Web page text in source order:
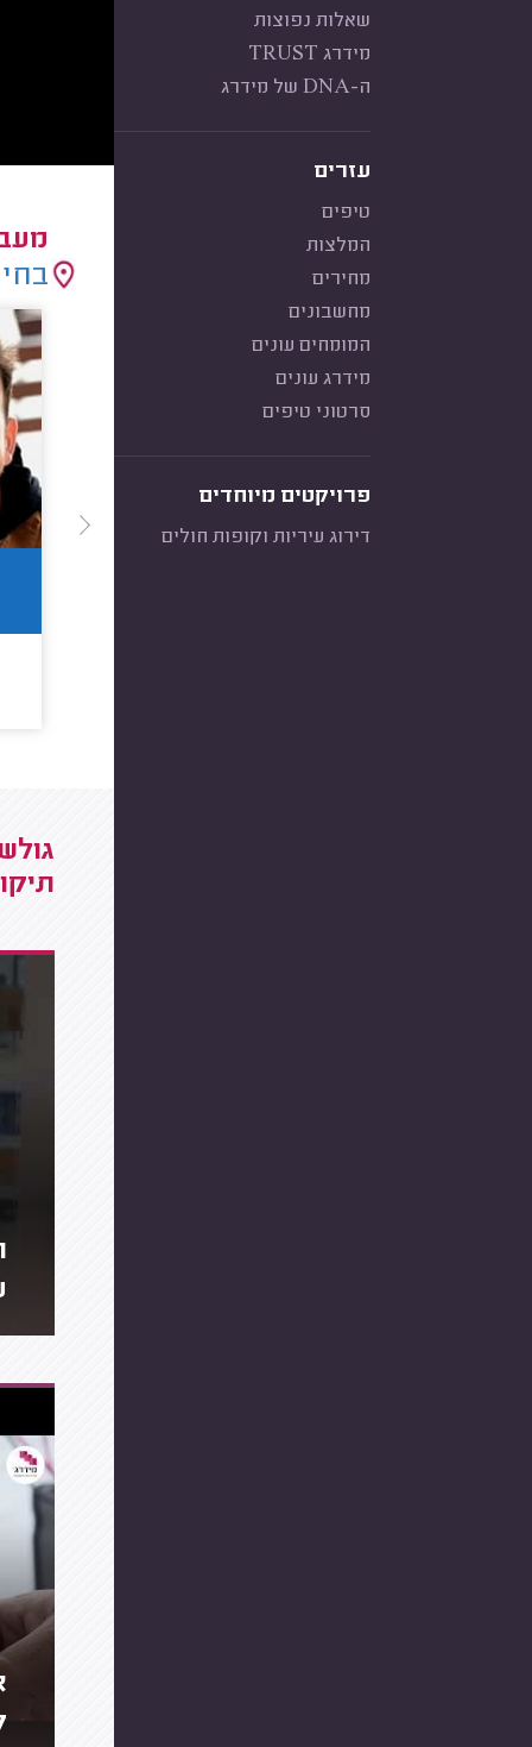
שאלות נפוצות
מידרג TRUST
ה-DNA של מידרג
עזרים
טיפים
המלצות
מחירים
מחשבונים
המומחים עונים
מידרג עונים
סרטוני טיפים
פרויקטים מיוחדים
דירוג עיריות וקופות חולים